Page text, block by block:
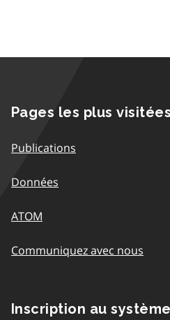
Pages les plus visitées
Publications
Données
ATOM
Communiquez avec nous
Inscription au